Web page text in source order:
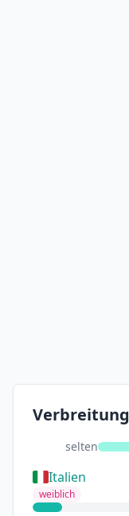
Verbreitung
selten
Italien
weiblich